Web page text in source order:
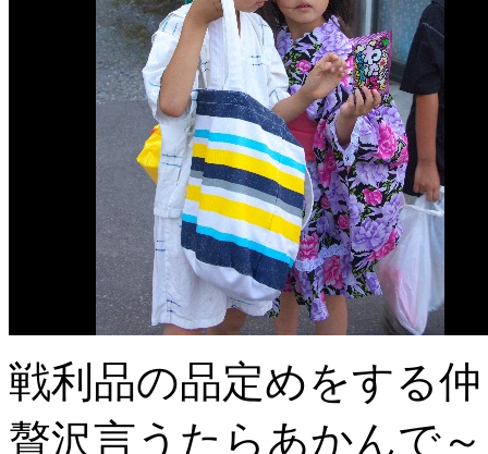
戦利品の品定めをする
贅沢言うたらあかんで